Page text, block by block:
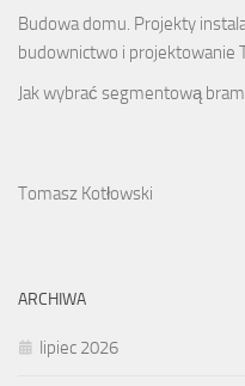
Budowa domu. Projekty
budownictwo i projektowanie
Jak wybrać segmentową
Tomasz Kotłowski
ARCHIWA
lipiec 2026